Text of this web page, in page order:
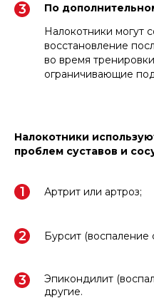
По
Налокотники могут
восстановление
во время
ограничивающие
Налокотники
проблем суставов и
Артрит или артроз;
Бурсит (воспаление
Эпикондилит
другие.